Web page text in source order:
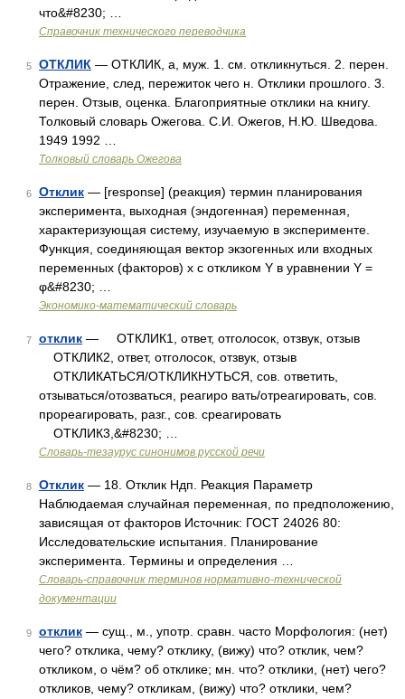
что&#8230; …
Справочник технического переводчика
5 ОТКЛИК — ОТКЛИК, а, муж. 1. см. откликнуться. 2. перен.
Отражение, след, пережиток чего н. Отклики прошлого. 3.
перен. Отзыв, оценка. Благоприятные отклики на книгу.
Толковый словарь Ожегова. С.И. Ожегов, Н.Ю. Шведова.
1949 1992 …
Толковый словарь Ожегова
6 Отклик — [response] (реакция) термин планирования
эксперимента, выходная (эндогенная) переменная,
характеризующая систему, изучаемую в эксперименте.
Функция, соединяющая вектор экзогенных или входных
переменных (факторов) x с откликом Y в уравнении Y =
φ&#8230; …
Экономико-математический словарь
7 отклик — ОТКЛИК1, ответ, отголосок, отзвук, отзыв
ОТКЛИК2, ответ, отголосок, отзвук, отзыв
ОТКЛИКАТЬСЯ/ОТКЛИКНУТЬСЯ, сов. ответить,
отзываться/отозваться, реагиро вать/отреагировать, сов.
прореагировать, разг., сов. среагировать
ОТКЛИК3,&#8230; …
Словарь-тезаурус синонимов русской речи
8 Отклик — 18. Отклик Ндп. Реакция Параметр
Наблюдаемая случайная переменная, по предположению,
зависящая от факторов Источник: ГОСТ 24026 80:
Исследовательские испытания. Планирование
эксперимента. Термины и определения …
Словарь-справочник терминов нормативно-технической
документации
9 отклик — сущ., м., употр. сравн. часто Морфология: (нет)
чего? отклика, чему? отклику, (вижу) что? отклик, чем?
откликом, о чём? об отклике; мн. что? отклики, (нет) чего?
откликов, чему? откликам, (вижу) что? отклики, чем?